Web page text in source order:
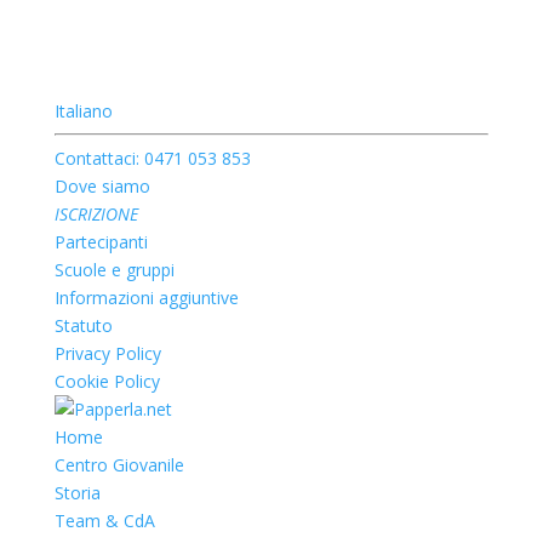
Italiano
Contattaci: 0471 053 853
Dove siamo
ISCRIZIONE
Partecipanti
Scuole e gruppi
Informazioni aggiuntive
Statuto
Privacy Policy
Cookie Policy
Home
Centro Giovanile
Storia
Team & CdA